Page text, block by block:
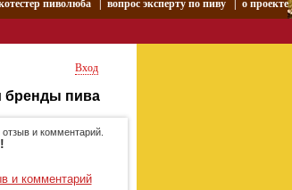
пиволюба вопрос эксперту по пиву о проекте
Вход
бренды пива
и комментарий.
и комментарий